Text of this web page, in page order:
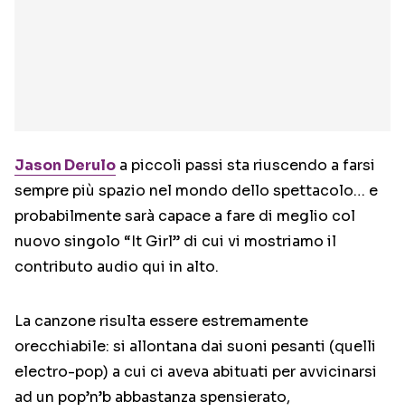
Jason Derulo a piccoli passi sta riuscendo a farsi
sempre più spazio nel mondo dello spettacolo… e
probabilmente sarà capace a fare di meglio col
nuovo singolo “It Girl” di cui vi mostriamo il
contributo audio qui in alto.
La canzone risulta essere estremamente
orecchiabile: si allontana dai suoni pesanti (quelli
electro-pop) a cui ci aveva abituati per avvicinarsi
ad un pop’n’b abbastanza spensierato,